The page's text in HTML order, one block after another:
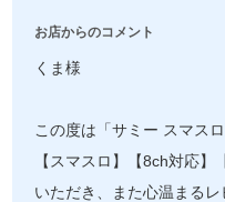
お店からのコメント
くま様
この度は「サミー スマス
【スマスロ】【8ch対応】
いただき、また心温まる